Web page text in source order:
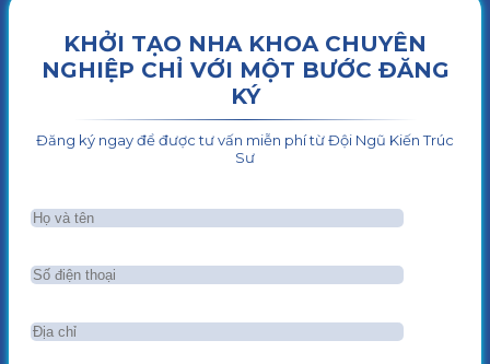
KHỞI TẠO NHA KHOA CHUYÊN
NGHIỆP CHỈ VỚI MỘT BƯỚC ĐĂNG
KÝ
Đăng ký ngay để được tư vấn miễn phí từ Đội Ngũ Kiến Trúc
Sư